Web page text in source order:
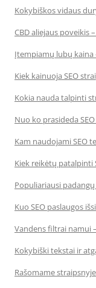
Kokybiškos vidaus
CBD aliejaus poveikis
Įtempiamų lubų
Kiek kainuoja SEO
Kokia nauda talpinti
Nuo ko prasideda
Kam naudojami SEO
Kiek reikėtų patalpinti
Populiariausi
Kuo SEO paslaugos
Vandens filtrai namui
Kokybiški tekstai ir
Rašomame